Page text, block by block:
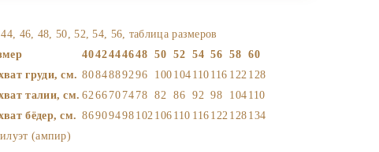
46, 48, 50, 52, 54, 56, таблица размеров
4042444648 50 52 54 56 58
60
груди, см. 8084889296 100 104 110 116 122 128
талии, см. 6266 70 74 78 82 86 92 98 104 110
бёдер, см. 86909498 102 106 110 116 122 128 134
(ампир)